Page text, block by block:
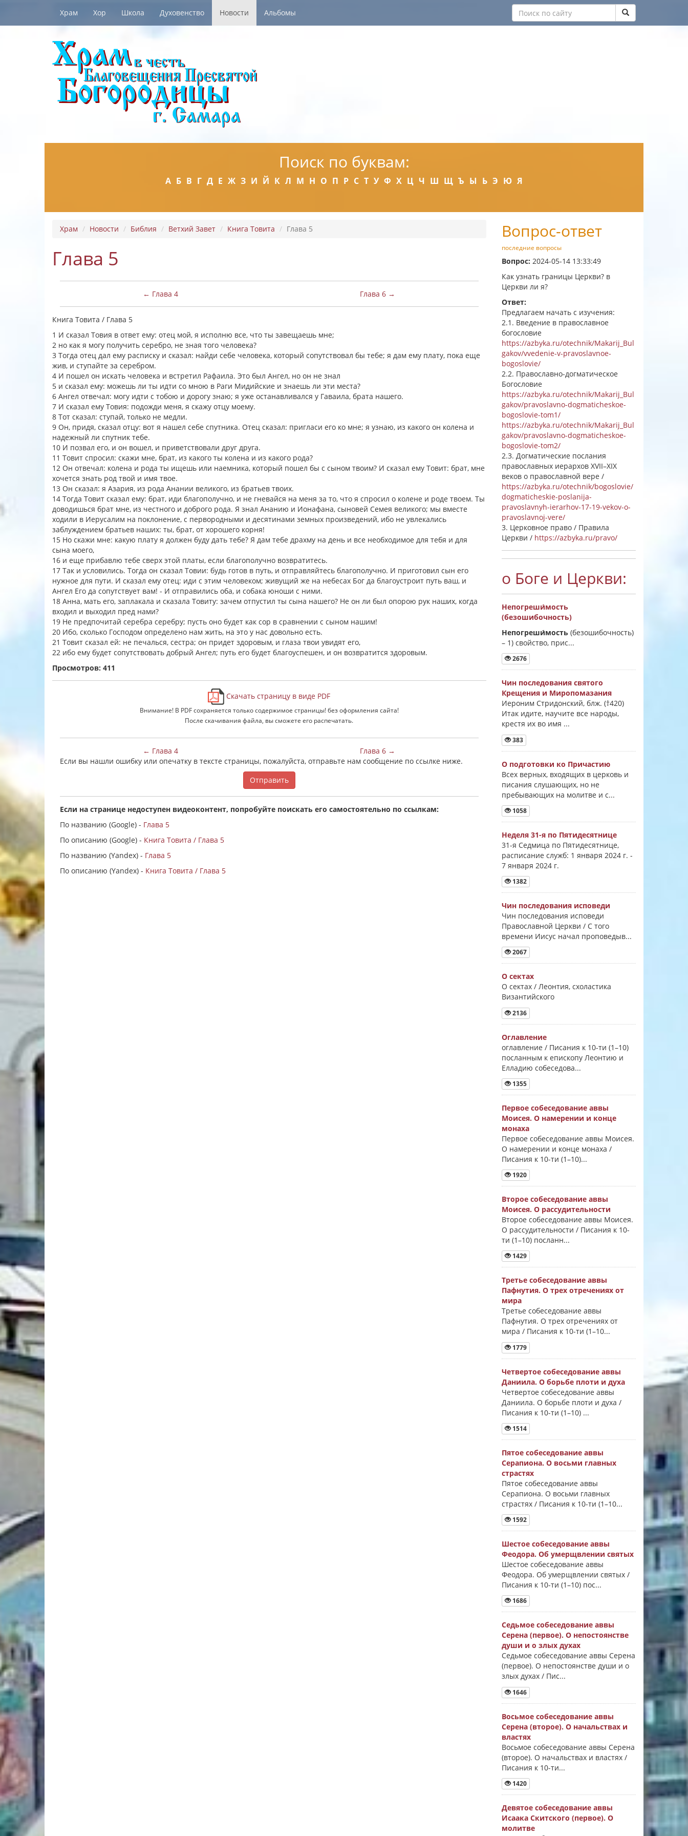
Храм Хор Школа Духовенство Новости Альбомы
Поиск по буквам:
А Б В Г Д Е Ж З И Й К Л М Н О П Р С Т У Ф Х Ц Ч Ш Щ Ъ Ы Ь Э Ю Я
Храм Новости Библия Ветхий Завет Книга Товита Глава 5
Глава 5
← Глава 4 Глава 6 →
Книга Товита / Глава 5
1 И сказал Товия в ответ ему: отец мой, я исполню все, что ты завещаешь мне;
2 но как я могу получить серебро, не зная того человека?
3 Тогда отец дал ему расписку и сказал: найди себе человека, который сопутствовал бы тебе; я дам ему плату, пока еще
жив, и ступайте за серебром.
4 И пошел он искать человека и встретил Рафаила. Это был Ангел, но он не знал
5 и сказал ему: можешь ли ты идти со мною в Раги Мидийские и знаешь ли эти места?
6 Ангел отвечал: могу идти с тобою и дорогу знаю; я уже останавливался у Гаваила, брата нашего.
7 И сказал ему Товия: подожди меня, я скажу отцу моему.
8 Тот сказал: ступай, только не медли.
9 Он, придя, сказал отцу: вот я нашел себе спутника. Отец сказал: пригласи его ко мне; я узнаю, из какого он колена и
надежный ли спутник тебе.
10 И позвал его, и он вошел, и приветствовали друг друга.
11 Товит спросил: скажи мне, брат, из какого ты колена и из какого рода?
12 Он отвечал: колена и рода ты ищешь или наемника, который пошел бы с сыном твоим? И сказал ему Товит: брат, мне
хочется знать род твой и имя твое.
13 Он сказал: я Азария, из рода Анании великого, из братьев твоих.
14 Тогда Товит сказал ему: брат, иди благополучно, и не гневайся на меня за то, что я спросил о колене и роде твоем. Ты
доводишься брат мне, из честного и доброго рода. Я знал Ананию и Ионафана, сыновей Семея великого; мы вместе
ходили в Иерусалим на поклонение, с первородными и десятинами земных произведений, ибо не увлекались
заблуждением братьев наших: ты, брат, от хорошего корня!
15 Но скажи мне: какую плату я должен буду дать тебе? Я дам тебе драхму на день и все необходимое для тебя и для
сына моего,
16 и еще прибавлю тебе сверх этой платы, если благополучно возвратитесь.
17 Так и условились. Тогда он сказал Товии: будь готов в путь, и отправляйтесь благополучно. И приготовил сын его
нужное для пути. И сказал ему отец: иди с этим человеком; живущий же на небесах Бог да благоустроит путь ваш, и
Ангел Его да сопутствует вам! - И отправились оба, и собака юноши с ними.
18 Анна, мать его, заплакала и сказала Товиту: зачем отпустил ты сына нашего? Не он ли был опорою рук наших, когда
входил и выходил пред нами?
19 Не предпочитай серебра серебру; пусть оно будет как сор в сравнении с сыном нашим!
20 Ибо, сколько Господом определено нам жить, на это у нас довольно есть.
21 Товит сказал ей: не печалься, сестра; он придет здоровым, и глаза твои увидят его,
22 ибо ему будет сопутствовать добрый Ангел; путь его будет благоуспешен, и он возвратится здоровым.
Просмотров: 411
Скачать страницу в виде PDF
Внимание! В PDF сохраняется только содержимое страницы! без оформления сайта!
После скачивания файла, вы сможете его распечатать.
← Глава 4
Глава 6 →
Если вы нашли ошибку или опечатку в тексте страницы, пожалуйста, отправьте нам сообщение по ссылке ниже.
Отправить
Если на странице недоступен видеоконтент, попробуйте поискать его самостоятельно по ссылкам:
По названию (Google) - Глава 5
По описанию (Google) - Книга Товита / Глава 5
По названию (Yandex) - Глава 5
По описанию (Yandex) - Книга Товита / Глава 5
Вопрос-ответ
последние вопросы
Вопрос: 2024-05-14 13:33:49
Как узнать границы Церкви? в
Церкви ли я?
Ответ:
Предлагаем начать с изучения:
2.1. Введение в православное
богословие
https://azbyka.ru/otechnik/Makarij_Bul
gakov/vvedenie-v-pravoslavnoe-
bogoslovie/
2.2. Православно-догматическое
Богословие
https://azbyka.ru/otechnik/Makarij_Bul
gakov/pravoslavno-dogmaticheskoe-
bogoslovie-tom1/
https://azbyka.ru/otechnik/Makarij_Bul
gakov/pravoslavno-dogmaticheskoe-
bogoslovie-tom2/
2.3. Догматические послания
православных иерархов XVII–XIX
веков о православной вере /
https://azbyka.ru/otechnik/bogoslovie/
dogmaticheskie-poslanija-
pravoslavnyh-ierarhov-17-19-vekov-o-
pravoslavnoj-vere/
3. Церковное право / Правила
Церкви / https://azbyka.ru/pravo/
о Боге и Церкви:
Непогреши́мость
(безошибочность)
Непогреши́мость (безошибочность)
–1) свойство, прис...
2676
Чин последования святого
Крещения и Миропомазания
Иероним Стридонский, блж. (†420)
Итак идите, научите все народы,
крестя их во имя ...
383
О подготовки ко Причастию
Всех верных, входящих в церковь и
писания слушающих, но не
пребывающих на молитве и с...
1058
Неделя 31-я по Пятидесятнице
31-я Седмица по Пятидесятнице,
расписание служб: 1 января 2024 г. -
7 января 2024 г.
1382
Чин последования исповеди
Чин последования исповеди
Православной Церкви / С того
времени Иисус начал проповедыв...
2067
О сектах
О сектах / Леонтия, схоластика
Византийского
2136
Оглавление
оглавление / Писания к 10-ти (1–10)
посланным к епископу Леонтию и
Елладию собеседова...
1355
Первое собеседование аввы
Моисея. О намерении и конце
монаха
Первое собеседование аввы Моисея.
О намерении и конце монаха /
Писания к 10-ти (1–10)...
1920
Второе собеседование аввы
Моисея. О рассудительности
Второе собеседование аввы Моисея.
О рассудительности / Писания к 10-
ти (1–10) посланн...
1429
Третье собеседование аввы
Пафнутия. О трех отречениях от
мира
Третье собеседование аввы
Пафнутия. О трех отречениях от
мира / Писания к 10-ти (1–10...
1779
Четвертое собеседование аввы
Даниила. О борьбе плоти и духа
Четвертое собеседование аввы
Даниила. О борьбе плоти и духа /
Писания к 10-ти (1–10) ...
1514
Пятое собеседование аввы
Серапиона. О восьми главных
страстях
Пятое собеседование аввы
Серапиона. О восьми главных
страстях / Писания к 10-ти (1–10...
1592
Шестое собеседование аввы
Феодора. Об умерщвлении святых
Шестое собеседование аввы
Феодора. Об умерщвлении святых /
Писания к 10-ти (1–10) пос...
1686
Седьмое собеседование аввы
Серена (первое). О непостоянстве
души и о злых духах
Седьмое собеседование аввы Серена
(первое). О непостоянстве души и о
злых духах / Пис...
1646
Восьмое собеседование аввы
Серена (второе). О начальствах и
властях
Восьмое собеседование аввы Серена
(второе). О начальствах и властях /
Писания к 10-ти...
1420
Девятое собеседование аввы
Исаака Скитского (первое). О
молитве